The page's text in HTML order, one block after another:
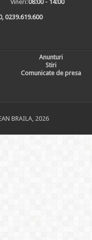
Vineri:08:00 - 14:00
0239.619.600
Anunturi
Stiri
Comunicate de presa
BRAILA, 2026